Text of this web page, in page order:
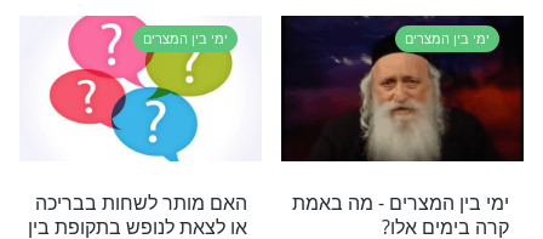
ימי בין המצרים